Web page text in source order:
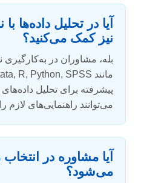
آیا در تحلیل داده‌ها
نیز کمک می‌کنید؟
بله، مشاوران در
پیشرفته برای تحلیل
می‌توانند راهنمایی‌های لازم
آیا مشاوره در
می‌شود؟